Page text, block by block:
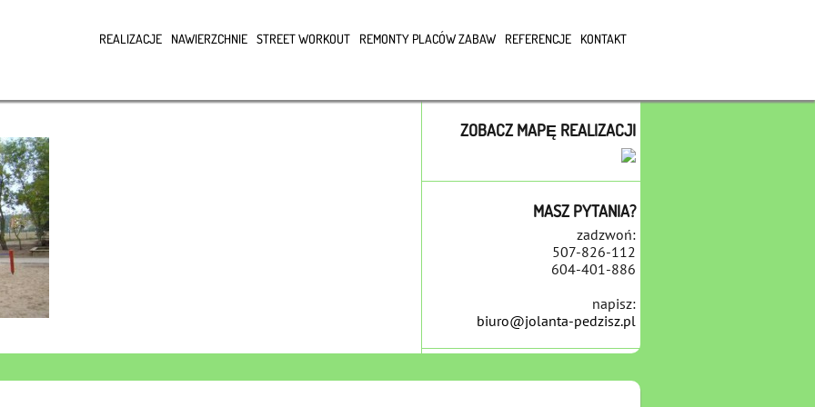
REALIZACJE NAWIERZCHNIE STREET WORKOUT REMONTY PLACÓW ZABAW REFERENCJE KONTAKT
ZOBACZ MAPĘ REALIZACJI
MASZ PYTANIA?
zadzwoń:
507-826-112
604-401-886
napisz:
biuro@jolanta-pedzisz.pl